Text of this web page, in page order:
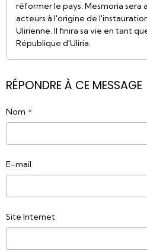
réformer le pays. Mesmoria sera
acteurs à l'origine de
Ulirienne. Il finira sa vie en tant
République d'Uliria.
RÉPONDRE À CE MESSAGE
Nom
E-mail
Site Internet